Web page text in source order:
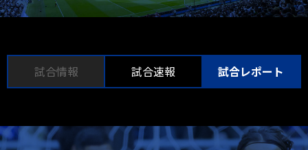
試合情報 試合速報 試合レポート